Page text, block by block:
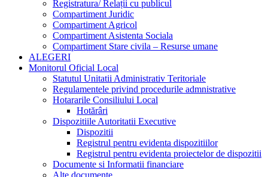
Registratura/ Relații cu publicul
Compartiment Juridic
Compartiment Agricol
Compartiment Asistenta Sociala
Compartiment Stare civila – Resurse umane
ALEGERI
Monitorul Oficial Local
Statutul Unitatii Administrativ Teritoriale
Regulamentele privind procedurile admnistrative
Hotararile Consiliului Local
Hotărâri
Dispozitiile Autoritatii Executive
Dispozitii
Registrul pentru evidenta dispozitiilor
Registrul pentru evidenta proiectelor de dispozitii
Documente si Informatii financiare
Alte documente